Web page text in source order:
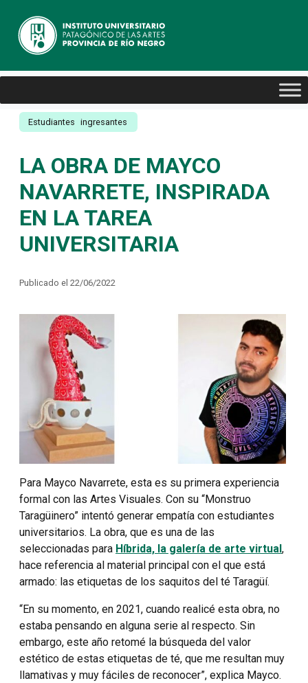
Estudiantes ingresantes
LA OBRA DE MAYCO
NAVARRETE, INSPIRADA
EN LA TAREA
UNIVERSITARIA
Publicado el 22/06/2022
Para Mayco Navarrete, esta es su primera experiencia
formal con las Artes Visuales. Con su “Monstruo
Taragüinero” intentó generar empatía con estudiantes
universitarios. La obra, que es una de las
seleccionadas para Híbrida, la galería de arte virtual,
hace referencia al material principal con el que está
armado: las etiquetas de los saquitos del té Taragüí.
“En su momento, en 2021, cuando realicé esta obra, no
estaba pensando en alguna serie al respecto. Sin
embargo, este año retomé la búsqueda del valor
estético de estas etiquetas de té, que me resultan muy
llamativas y muy fáciles de reconocer”, explica Mayco.